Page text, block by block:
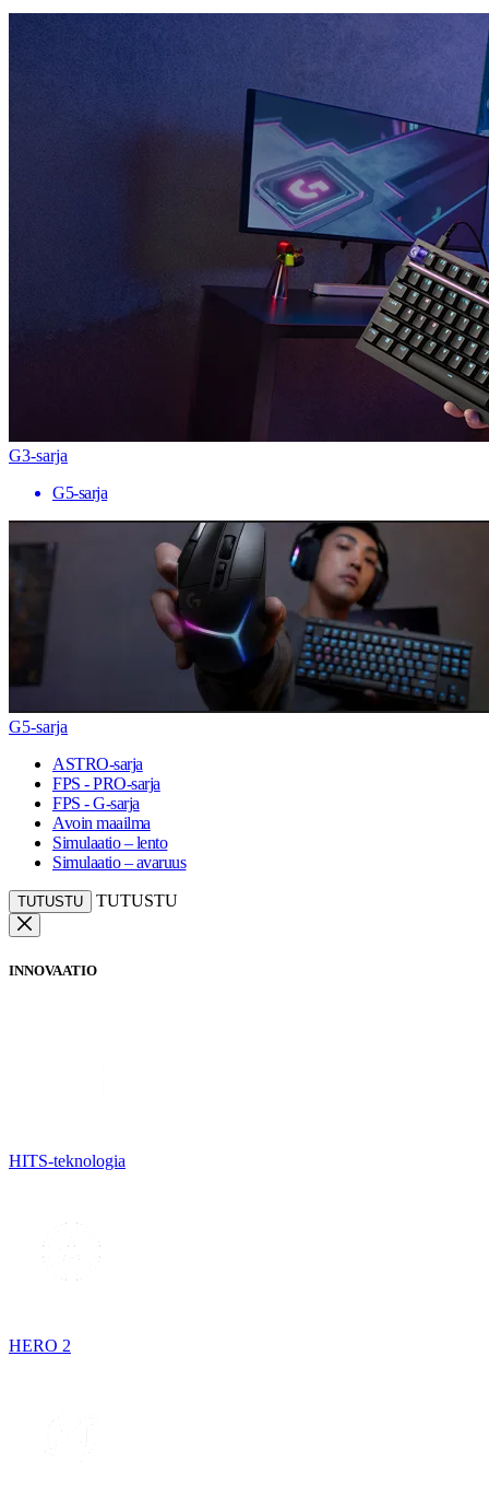
G3-sarja
G5-sarja
G5-sarja
ASTRO-sarja
FPS - PRO-sarja
FPS - G-sarja
Avoin maailma
Simulaatio – lento
Simulaatio – avaruus
TUTUSTU TUTUSTU
INNOVAATIO
HITS-teknologia
HERO 2